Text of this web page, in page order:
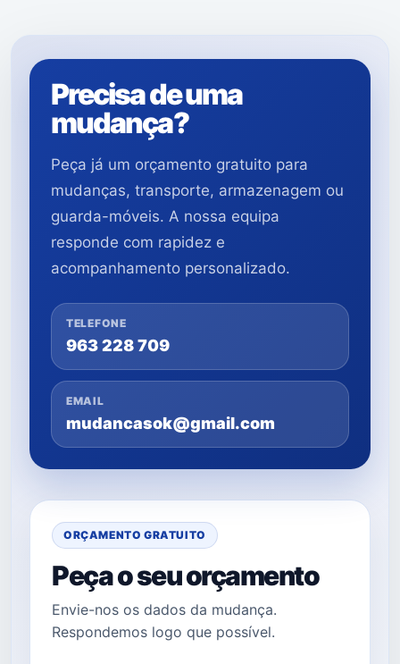
Precisa de uma
mudança?
Peça já um orçamento gratuito para
mudanças, transporte, armazenagem ou
guarda-móveis. A nossa equipa
responde com rapidez e
acompanhamento personalizado.
TELEFONE
963 228 709
EMAIL
mudancasok@gmail.com
ORÇAMENTO GRATUITO
Peça o seu orçamento
Envie-nos os dados da mudança.
Respondemos logo que possível.